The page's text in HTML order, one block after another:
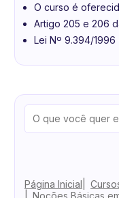
O curso é
Artigo 205 e 206
Lei Nº 9.394/1996
Página Inicial